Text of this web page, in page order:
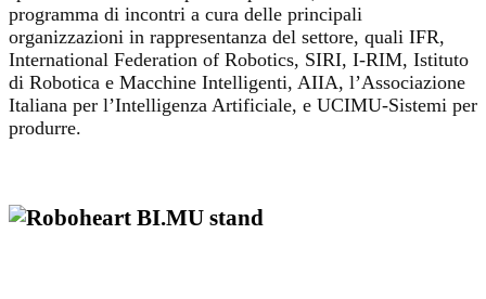
programma di incontri a cura delle principali
organizzazioni in rappresentanza del settore, quali IFR,
International Federation of Robotics, SIRI, I-RIM, Istituto
di Robotica e Macchine Intelligenti, AIIA, l’Associazione
Italiana per l’Intelligenza Artificiale, e UCIMU-Sistemi per
produrre.